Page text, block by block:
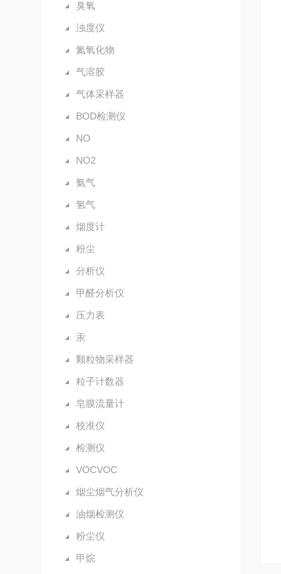
臭氧
浊度仪
氮氧化物
气溶胶
气体采样器
BOD检测仪
NO
NO2
氨气
氢气
烟度计
粉尘
分析仪
甲醛分析仪
压力表
汞
颗粒物采样器
粒子计数器
皂膜流量计
校准仪
检测仪
VOCVOC
烟尘烟气分析仪
油烟检测仪
粉尘仪
甲烷